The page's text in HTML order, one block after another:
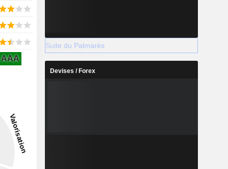
AAA
Suite du Palmarès
Devises / Forex